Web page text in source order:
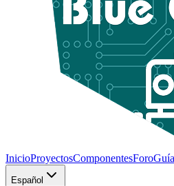
InicioProyectosComponentesForo
Español